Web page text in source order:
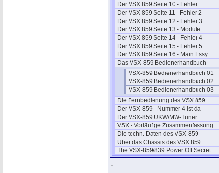
Der VSX 859 Seite 10 - Fehler
Der VSX 859 Seite 11 - Fehler 2
Der VSX 859 Seite 12 - Fehler 3
Der VSX 859 Seite 13 - Module
Der VSX 859 Seite 14 - Fehler 4
Der VSX 859 Seite 15 - Fehler 5
Der VSX 859 Seite 16 - Main Essy
Das VSX-859 Bedienerhandbuch
VSX-859 Bedienerhandbuch 01
VSX-859 Bedienerhandbuch 02
VSX-859 Bedienerhandbuch 03
Die Fernbedienung des VSX 859
Der VSX-859 - Nummer 4 ist da
Der VSX-859 UKW/MW-Tuner
VSX - Vorläufige Zusammenfassung
Die techn. Daten des VSX-859
Über das Chassis des VSX 859
The VSX-859/839 Power Off Secret
.